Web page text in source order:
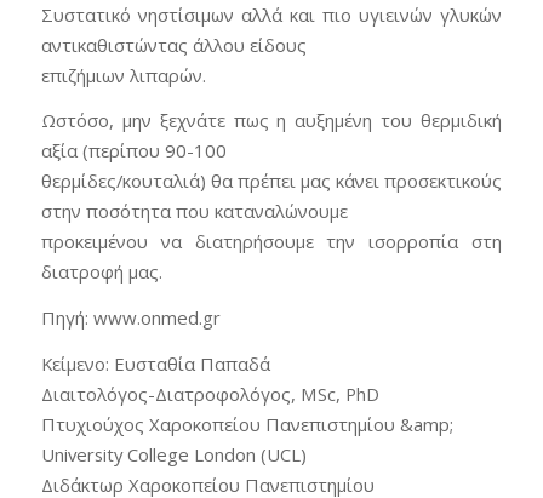
Συστατικό νηστίσιμων αλλά και πιο υγιεινών γλυκών
αντικαθιστώντας άλλου είδους
επιζήμιων λιπαρών.
Ωστόσο, μην ξεχνάτε πως η αυξημένη του θερμιδική
αξία (περίπου 90-100
θερμίδες/κουταλιά) θα πρέπει μας κάνει προσεκτικούς
στην ποσότητα που καταναλώνουμε
προκειμένου να διατηρήσουμε την ισορροπία στη
διατροφή μας.
Πηγή: www.onmed.gr
Κείμενο: Ευσταθία Παπαδά
Διαιτολόγος-Διατροφολόγος, MSc, PhD
Πτυχιούχος Χαροκοπείου Πανεπιστημίου &amp;
University College London (UCL)
Διδάκτωρ Χαροκοπείου Πανεπιστημίου